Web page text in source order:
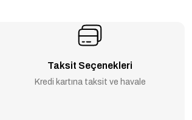
Taksit Seçenekleri
Kredi kartına taksit ve havale